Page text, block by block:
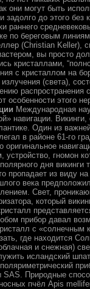
они могут быть
до этого без
раннего
по береговым
(Christian Keller),
вы просто
кристаллами,
с кристаллом на
(света),
особенности этого
Международная
навигации.
Один из
в районе 61-го
гномон
дня викинги
из виду
века
Свет,
который
прибор давал
с «солнечным
где находится
и снежная)
исландский
Природные
пчёл Apis